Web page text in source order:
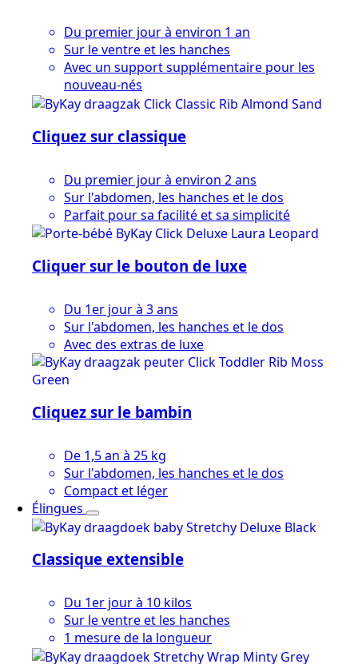
Du premier jour à environ 1 an
Sur le ventre et les hanches
Avec un support supplémentaire pour les
nouveau-nés
Cliquez sur classique
Du premier jour à environ 2 ans
Sur l'abdomen, les hanches et le dos
Parfait pour sa facilité et sa simplicité
Cliquer sur le bouton de luxe
Du 1er jour à 3 ans
Sur l'abdomen, les hanches et le dos
Avec des extras de luxe
Cliquez sur le bambin
De 1,5 an à 25 kg
Sur l'abdomen, les hanches et le dos
Compact et léger
Élingues
Classique extensible
Du 1er jour à 10 kilos
Sur le ventre et les hanches
1 mesure de la longueur